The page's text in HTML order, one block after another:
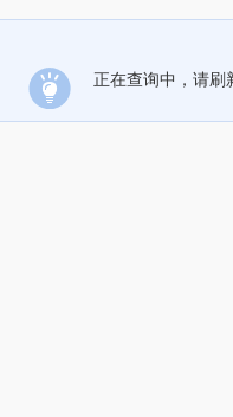
正在查询中，请刷